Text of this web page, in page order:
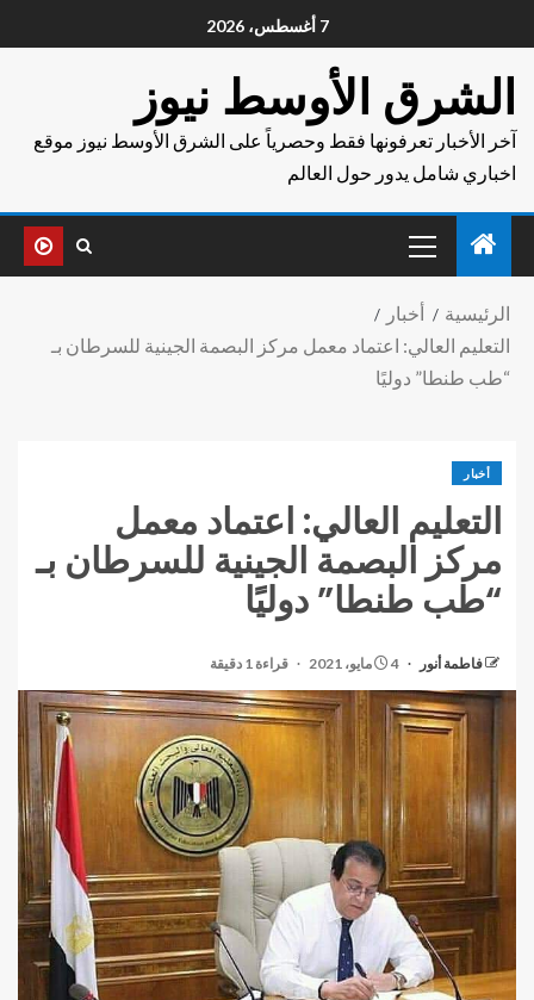
7 أغسطس، 2026
الشرق الأوسط نيوز
آخر الأخبار تعرفونها فقط وحصرياً على الشرق الأوسط نيوز موقع
اخباري شامل يدور حول العالم
الرئيسية
أخبار
التعليم العالي: اعتماد معمل مركز البصمة الجينية للسرطان بـ
“طب طنطا” دوليًا
أخبار
التعليم العالي: اعتماد معمل
مركز البصمة الجينية للسرطان بـ
“طب طنطا” دوليًا
فاطمة أنور 4 مايو، 2021 قراءة 1 دقيقة